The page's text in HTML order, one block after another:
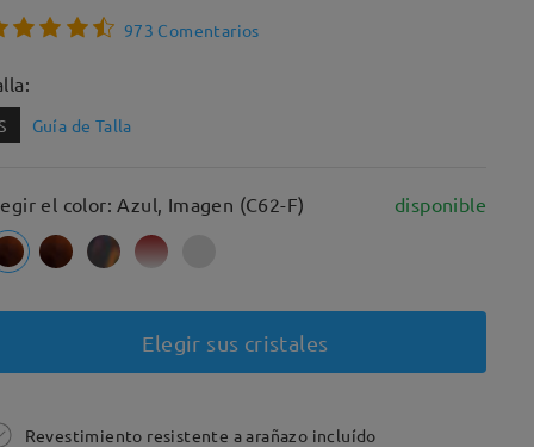
973 Comentarios
Guía de Talla
el color: Azul, Imagen (C62-F) disponible
Elegir sus cristales
Revestimiento resistente a arañazo incluído